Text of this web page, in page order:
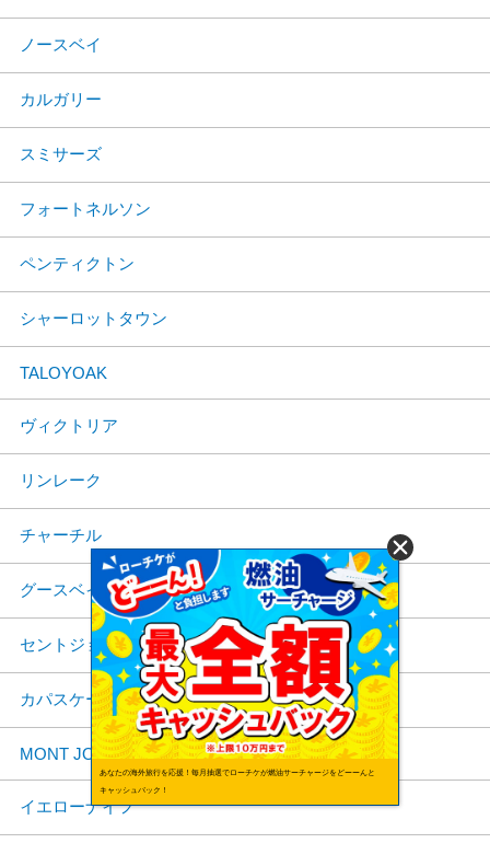
ノースベイ
カルガリー
スミサーズ
フォートネルソン
ペンティクトン
シャーロットタウン
TALOYOAK
ヴィクトリア
リンレーク
チャーチル
グースベイ
セントジョーンズ
カパスケーシング
MONT JOLI
イエローナイフ
あなたの海外旅行を応援！毎月抽選でローチケが燃油サーチャージをどーーんと
キャッシュバック！